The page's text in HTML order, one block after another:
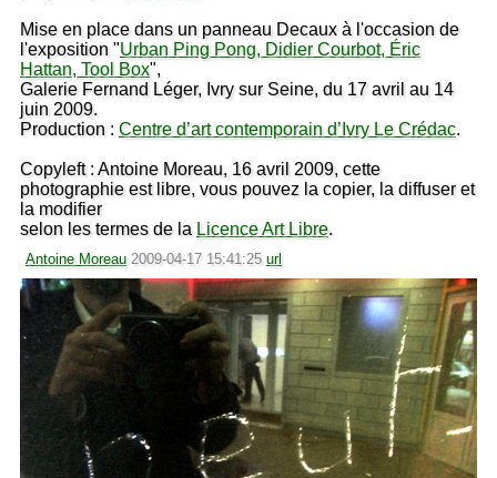
Mise en place dans un panneau Decaux à l'occasion de
l'exposition "Urban Ping Pong, Didier Courbot, Éric
Hattan, Tool Box",
Galerie Fernand Léger, Ivry sur Seine, du 17 avril au 14
juin 2009.
Production : Centre d’art contemporain d’Ivry Le Crédac.
Copyleft : Antoine Moreau, 16 avril 2009, cette
photographie est libre, vous pouvez la copier, la diffuser et
la modifier
selon les termes de la Licence Art Libre.
Antoine Moreau 2009-04-17 15:41:25 url